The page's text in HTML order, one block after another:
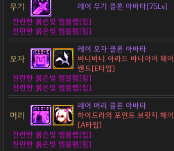
무기 레어 무기 클론 아바타[75Lv]
찬란한 붉은빛 엠블렘[힘]
찬란한 붉은빛 엠블렘[힘]
모자
레어 모자 클론 아바타
바니바니 아라드 바니이어 헤어
밴드[E타입]
찬란한 붉은빛 엠블렘[힘]
찬란한 붉은빛 엠블렘[힘]
머리
레어 머리 클론 아바타
하이드라의 포인트 브릿지 헤어
[A타입]
찬란한 붉은빛 엠블렘[힘]
찬란한 붉은빛 엠블렘[힘]